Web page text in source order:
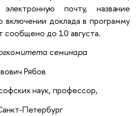
почту, название
включении доклада в программу
сообщено до 10 августа.
семинара
Рябов
наук, профессор,
Петербург